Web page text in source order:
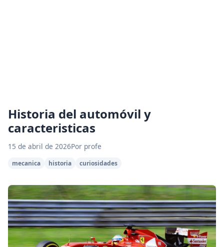
Historia del automóvil y
caracteristicas
15 de abril de 2026Por profe
mecanica historia curiosidades